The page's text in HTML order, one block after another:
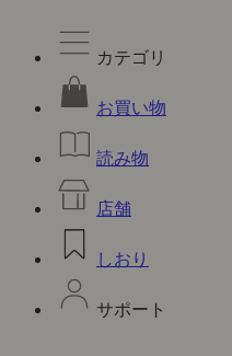
カテゴリ
お買い物
読み物
店舗
しおり
サポート